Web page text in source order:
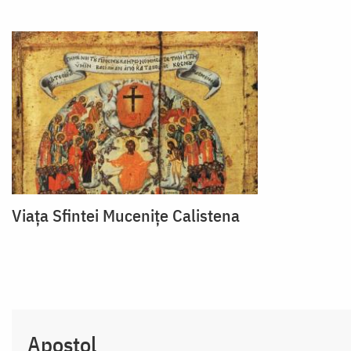
Viața Sfintei Mucenițe Calistena
Apostol